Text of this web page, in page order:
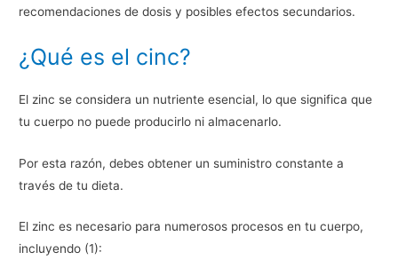
recomendaciones de dosis y posibles efectos secundarios.
¿Qué es el cinc?
El zinc se considera un nutriente esencial, lo que significa que
tu cuerpo no puede producirlo ni almacenarlo.
Por esta razón, debes obtener un suministro constante a
través de tu dieta.
El zinc es necesario para numerosos procesos en tu cuerpo,
incluyendo (1):